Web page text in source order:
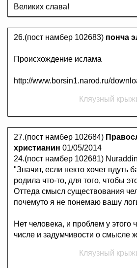
Великих слава!
26.(пост намбер 102683) понча
Происхождение ислама
http://www.borsin1.narod.ru/
Кляузный
27.(пост намбер 102684)
христианин 01/05/2014
24.(пост намбер 102681)
"Значит, если некто хочет вдуть
родила что-то, для того, чтобы
Оттеда смысл существования
почемуто я не понемаю вашу
Нет человека, и проблем у этого
числе и задумчивости о смысле
Кляузный